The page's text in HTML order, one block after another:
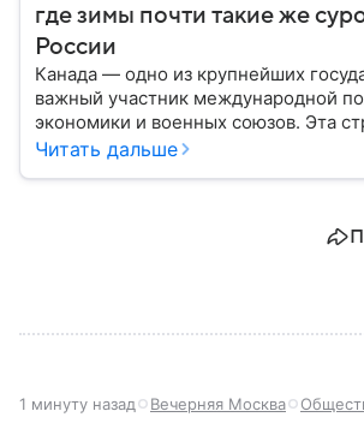
где зимы почти такие же
России
Канада — одно из крупнейших
важный участник международной
экономики и военных союзов. Эта
огромную часть Северной Америки и
Канада на карте мира, какое там
Читать дальше
1 минуту назад Вечерняя Москва